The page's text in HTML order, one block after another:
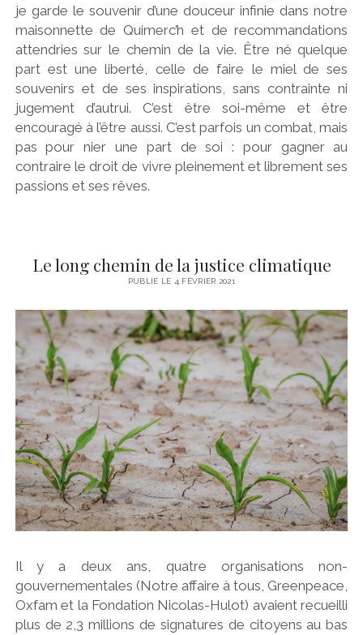
je garde le souvenir d’une douceur infinie dans notre
maisonnette de Quimerc’h et de recommandations
attendries sur le chemin de la vie. Être né quelque
part est une liberté, celle de faire le miel de ses
souvenirs et de ses inspirations, sans contrainte ni
jugement d’autrui. C’est être soi-même et être
encouragé à l’être aussi. C’est parfois un combat, mais
pas pour nier une part de soi : pour gagner au
contraire le droit de vivre pleinement et librement ses
passions et ses rêves.
Le long chemin de la justice climatique
PUBLIÉ LE 4 FÉVRIER 2021
Il y a deux ans, quatre organisations non-
gouvernementales (Notre affaire à tous, Greenpeace,
Oxfam et la Fondation Nicolas-Hulot) avaient recueilli
plus de 2,3 millions de signatures de citoyens au bas